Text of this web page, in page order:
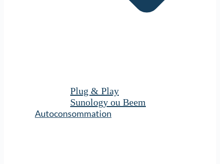
Plug & Play
Sunology ou Beem
Autoconsommation